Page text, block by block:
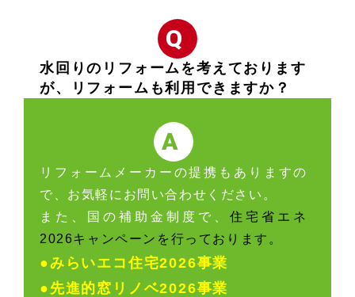
Q
水回りのリフォームを考えております
が、リフォームも利用できますか？
A
リフォームメーカーの提携もありますの
で、お気軽にお問い合わせください。
また、国の補助金制度で、住宅省エネ
2026キャンペーンを行っております。
●みらいエコ住宅2026事業
●先進的窓リノベ2026事業